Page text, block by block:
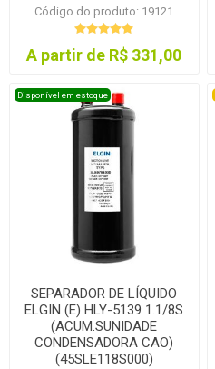
Código do produto: 19121
A partir de R$ 331,00
Disponível em estoque
SEPARADOR DE LÍQUIDO
ELGIN (E) HLY-5139 1.1/8S
(ACUM.SUNIDADE
CONDENSADORA CAO)
(45SLE118S000)